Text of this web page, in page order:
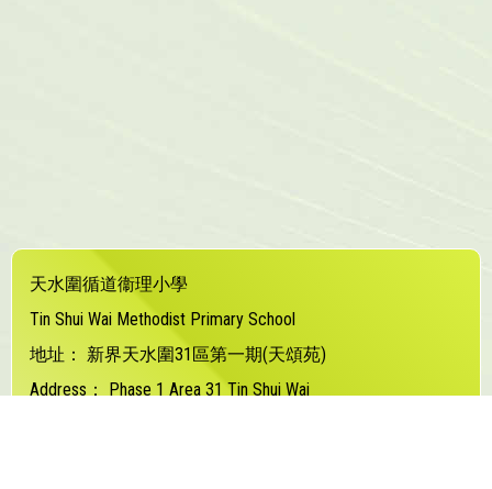
天水圍循道衞理小學
Tin Shui Wai Methodist Primary School
地址：
新界天水圍31區第一期(天頌苑)
Address：
Phase 1 Area 31 Tin Shui Wai